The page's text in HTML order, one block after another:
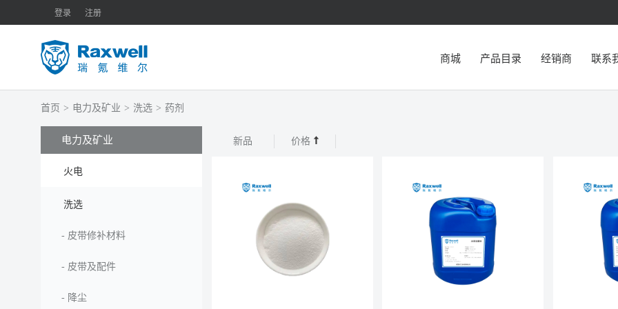
登录 注册
商城 产品目录 经销商 联系
首页 > 电力及矿业 > 洗选 > 药剂
电力及矿业
火电
洗选
- 皮带修补材料
- 皮带及配件
- 降尘
新品 价格